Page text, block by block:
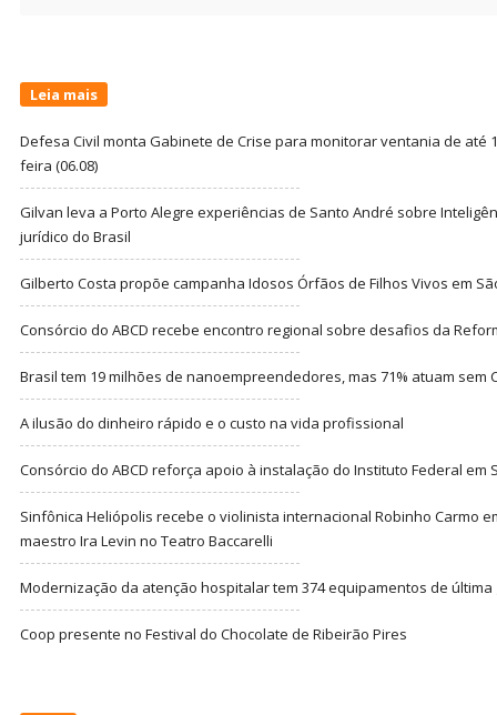
Leia mais
Defesa Civil monta Gabinete de Crise para monitorar ventania de até
feira (06.08)
Gilvan leva a Porto Alegre experiências de Santo André sobre
jurídico do Brasil
Gilberto Costa propõe campanha Idosos Órfãos de Filhos Vivos em
Consórcio do ABCD recebe encontro regional sobre desafios da
Brasil tem 19 milhões de nanoempreendedores, mas 71% atuam sem
A ilusão do dinheiro rápido e o custo na vida profissional
Consórcio do ABCD reforça apoio à instalação do Instituto Federal em
Sinfônica Heliópolis recebe o violinista internacional Robinho Carmo
maestro Ira Levin no Teatro Baccarelli
Modernização da atenção hospitalar tem 374 equipamentos de última
Coop presente no Festival do Chocolate de Ribeirão Pires